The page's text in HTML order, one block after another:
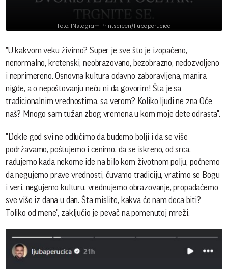
Foto: INstagram Printscreen/ljubaperucica
"U kakvom veku živimo? Super je sve što je izopačeno,
nenormalno, kretenski, neobrazovano, bezobrazno, nedozvoljeno
i neprimereno. Osnovna kultura odavno zaboravljena, manira
nigde, a o nepoštovanju neću ni da govorim! Šta je sa
tradicionalnim vrednostima, sa verom? Koliko ljudi ne zna Oče
naš? Mnogo sam tužan zbog vremena u kom moje dete odrasta".
"Dokle god svi ne odlučimo da budemo bolji i da se više
podržavamo, poštujemo i cenimo, da se iskreno, od srca,
radujemo kada nekome ide na bilo kom životnom polju, počnemo
da negujemo prave vrednosti, čuvamo tradiciju, vratimo se Bogu
i veri, negujemo kulturu, vrednujemo obrazovanje, propadaćemo
sve više iz dana u dan. Šta mislite, kakva će nam deca biti?
Toliko od mene", zaključio je pevač na pomenutoj mreži.